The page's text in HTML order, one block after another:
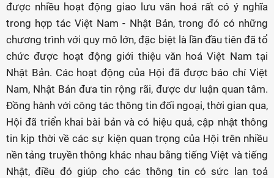
được nhiều hoạt động giao lưu văn hoá rất có ý nghĩa
trong hợp tác Việt Nam - Nhật Bản, trong đó có những
chương trình với quy mô lớn, đặc biệt là lần đầu tiên đã tổ
chức được hoạt động giới thiệu văn hoá Việt Nam tại
Nhật Bản. Các hoạt động của Hội đã được báo chí Việt
Nam, Nhật Bản đưa tin rộng rãi, được dư luận quan tâm.
Đồng hành với công tác thông tin đối ngoại, thời gian qua,
Hội đã triển khai bài bản và có hiệu quả, cập nhật thông
tin kịp thời về các sự kiện quan trọng của Hội trên nhiều
nền tảng truyền thông khác nhau bằng tiếng Việt và tiếng
Nhật, điều đó giúp cho các thông tin có sức lan toả